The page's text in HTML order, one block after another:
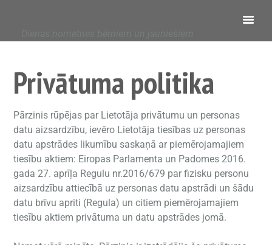
Privātuma politika
Pārzinis rūpējas par Lietotāja privātumu un personas
datu aizsardzību, ievēro Lietotāja tiesības uz personas
datu apstrādes likumību saskaņā ar piemērojamajiem
tiesību aktiem: Eiropas Parlamenta un Padomes 2016.
gada 27. aprīļa Regulu nr.2016/679 par fizisku personu
aizsardzību attiecībā uz personas datu apstrādi un šādu
datu brīvu apriti (Regula) un citiem piemērojamajiem
tiesību aktiem privātuma un datu apstrādes jomā.